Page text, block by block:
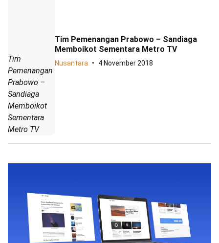
Tim
Pemenangan
Prabowo –
Sandiaga
Memboikot
Sementara
Metro TV
Tim Pemenangan Prabowo – Sandiaga
Memboikot Sementara Metro TV
Nusantara 4 November 2018